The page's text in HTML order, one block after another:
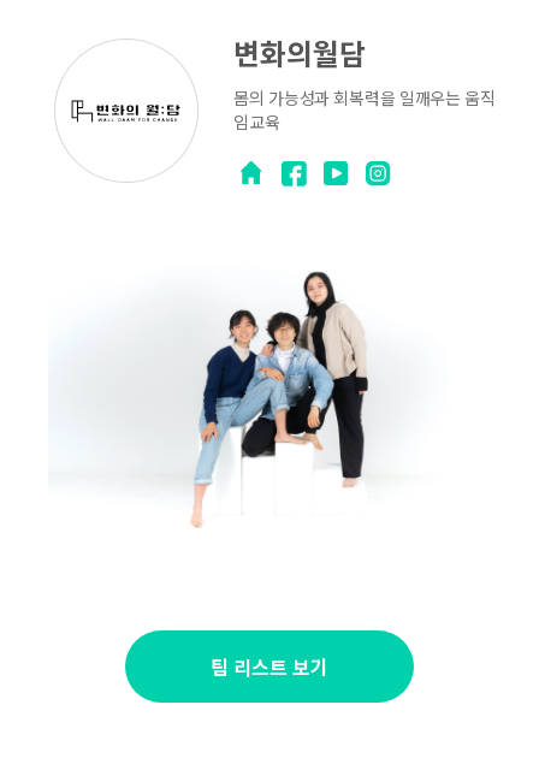
변화의월담
몸의 가능성과 회복력을 일깨우는 움직
임교육
팀 리스트 보기